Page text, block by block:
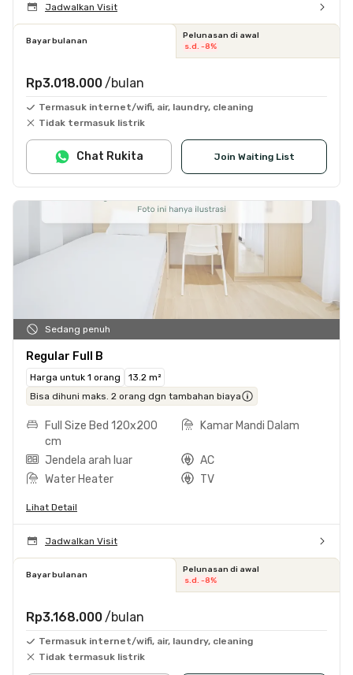
Jadwalkan Visit
Bayar bulanan
Pelunasan di awal
s.d. -8%
Rp3.018.000 /bulan
Termasuk internet/wifi, air, laundry, cleaning
Tidak termasuk listrik
Join Waiting List
Chat Rukita
Sedang penuh
Regular Full B
Harga untuk 1 orang
13.2 m²
Bisa dihuni maks. 2 orang dgn tambahan biaya
Full Size Bed 120x200
cm
Kamar Mandi Dalam
Jendela arah luar
AC
Water Heater
TV
Lihat Detail
Jadwalkan Visit
Bayar bulanan
Pelunasan di awal
s.d. -8%
Rp3.168.000 /bulan
Termasuk internet/wifi, air, laundry, cleaning
Tidak termasuk listrik